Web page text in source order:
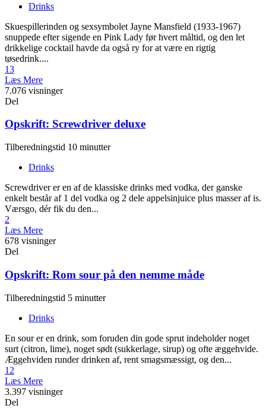
Drinks
Skuespillerinden og sexsymbolet Jayne Mansfield (1933-1967)
snuppede efter sigende en Pink Lady før hvert måltid, og den let
drikkelige cocktail havde da også ry for at være en rigtig
tøsedrink....
13
Læs Mere
7.076 visninger
Del
Opskrift: Screwdriver deluxe
Tilberedningstid 10 minutter
Drinks
Screwdriver er en af de klassiske drinks med vodka, der ganske
enkelt består af 1 del vodka og 2 dele appelsinjuice plus masser af is.
Værsgo, dér fik du den...
2
Læs Mere
678 visninger
Del
Opskrift: Rom sour på den nemme måde
Tilberedningstid 5 minutter
Drinks
En sour er en drink, som foruden din gode sprut indeholder noget
surt (citron, lime), noget sødt (sukkerlage, sirup) og ofte æggehvide.
Æggehviden runder drinken af, rent smagsmæssigt, og den...
12
Læs Mere
3.397 visninger
Del